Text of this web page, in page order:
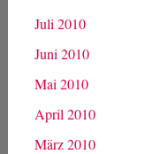
Juli 2010
Juni 2010
Mai 2010
April 2010
März 2010